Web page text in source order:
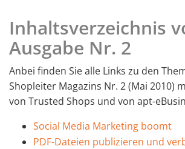
Inhaltsverzeichnis
Ausgabe Nr. 2
Anbei finden Sie alle Links zu den
Shopleiter Magazins Nr. 2 (Mai 2010)
von Trusted Shops und von apt-
Social Media Marketing boomt
PDF-Dateien publizieren und